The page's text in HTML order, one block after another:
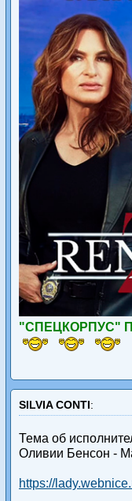
"СПЕЦКОРПУС"
SILVIA CONTI:
Тема об
Оливии Бенсон -
https://